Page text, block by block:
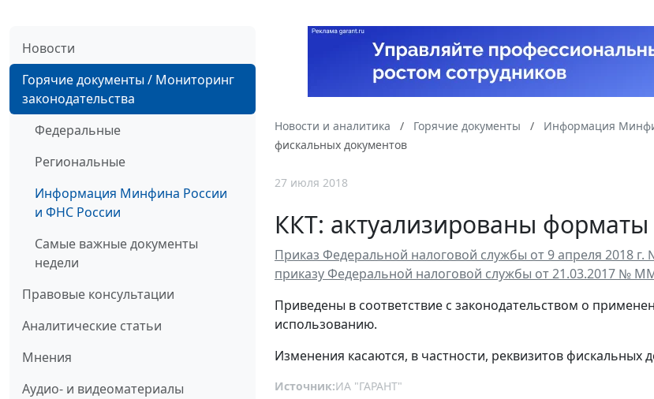
Новости
Горячие документы / Мониторинг
законодательства
Федеральные
Региональные
Информация Минфина России
и ФНС России
Самые важные документы
недели
Правовые консультации
Аналитические статьи
Мнения
Аудио- и видеоматериалы
Новости и аналитика Горячие документы Информация
фискальных документов
27 июля 2018
ККТ: актуализированы
Приказ Федеральной налоговой службы от 9 апреля 2018
приказу Федеральной налоговой службы от 21.03.2017 №
Приведены в соответствие с законодательством о
использованию.
Изменения касаются, в частности, реквизитов фискальных
Источник:ИА "ГАРАНТ"